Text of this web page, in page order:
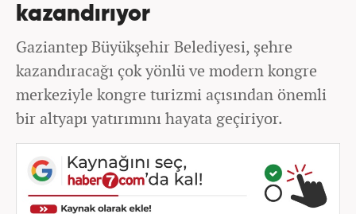
kazandırıyor
Gaziantep Büyükşehir Belediyesi, şehre
kazandıracağı çok yönlü ve modern kongre
merkeziyle kongre turizmi açısından önemli
bir altyapı yatırımını hayata geçiriyor.